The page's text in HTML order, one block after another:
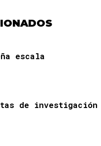
escala
de investigación